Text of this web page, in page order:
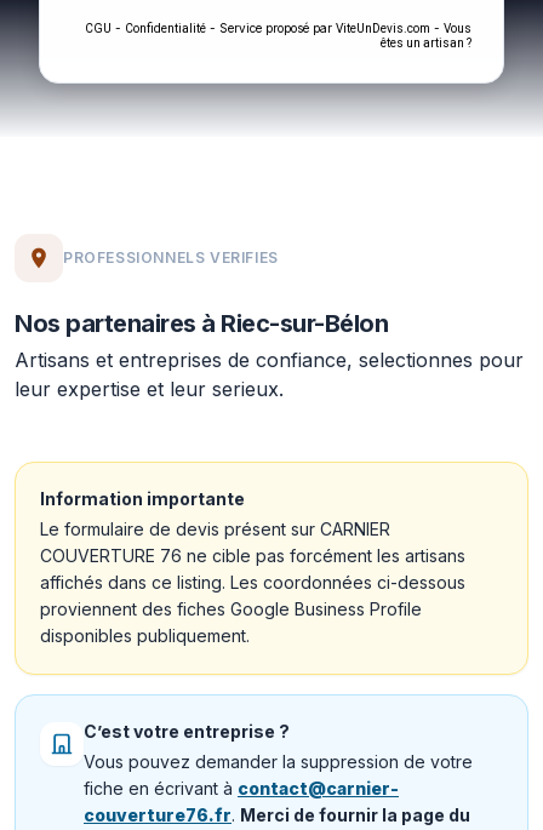
CGU - Confidentialité - Service proposé par ViteUnDevis.com - Vous
êtes un artisan ?
PROFESSIONNELS VERIFIES
Nos partenaires à Riec-sur-Bélon
Artisans et entreprises de confiance, selectionnes pour
leur expertise et leur serieux.
Information importante
Le formulaire de devis présent sur CARNIER
COUVERTURE 76 ne cible pas forcément les artisans
affichés dans ce listing. Les coordonnées ci-dessous
proviennent des fiches Google Business Profile
disponibles publiquement.
C’est votre entreprise ?
Vous pouvez demander la suppression de votre
fiche en écrivant à contact@carnier-
couverture76.fr. Merci de fournir la page du